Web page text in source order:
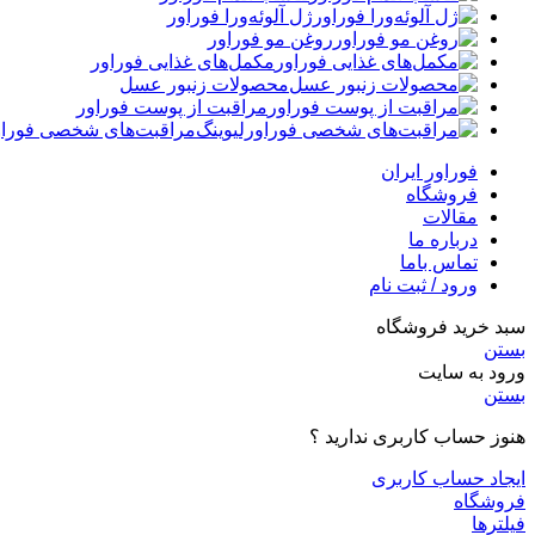
ژل آلوئه‌ورا فوراور
روغن مو فوراور
مکمل‌های غذایی فوراور
محصولات زنبور عسل
مراقبت از پوست فوراور
مراقبت‌های شخصی
فوراور ایران
فروشگاه
مقالات
درباره ما
تماس باما
ورود / ثبت نام
سبد خرید فروشگاه
بستن
ورود به سایت
بستن
هنوز حساب کاربری ندارید ؟
ایجاد حساب کاربری
فروشگاه
فیلترها